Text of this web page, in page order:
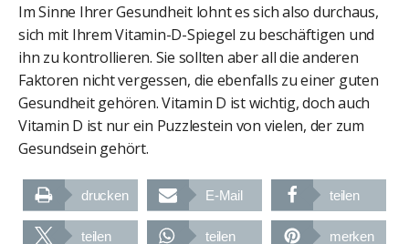
Im Sinne Ihrer Gesundheit lohnt es sich also durchaus,
sich mit Ihrem Vitamin-D-Spiegel zu beschäftigen und
ihn zu kontrollieren. Sie sollten aber all die anderen
Faktoren nicht vergessen, die ebenfalls zu einer guten
Gesundheit gehören. Vitamin D ist wichtig, doch auch
Vitamin D ist nur ein Puzzlestein von vielen, der zum
Gesundsein gehört.
drucken E-Mail teilen
teilen teilen merken